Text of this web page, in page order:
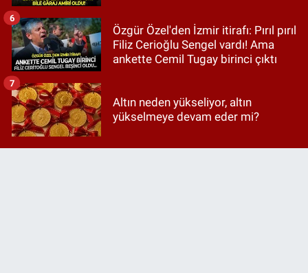
Özgür Özel'den İzmir itirafı: Pırıl pırıl
Filiz Cerioğlu Sengel vardı! Ama
ankette Cemil Tugay birinci çıktı
6
Altın neden yükseliyor, altın
yükselmeye devam eder mi?
7